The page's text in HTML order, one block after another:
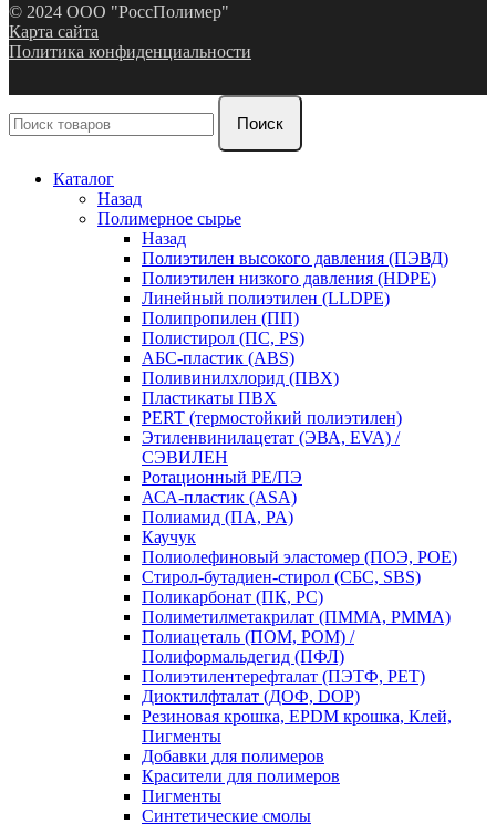
© 2024 ООО "РоссПолимер"
Карта сайта
Политика конфиденциальности
Поиск
Каталог
Назад
Полимерное сырье
Назад
Полиэтилен высокого давления (ПЭВД)
Полиэтилен низкого давления (HDPE)
Линейный полиэтилен (LLDPE)
Полипропилен (ПП)
Полистирол (ПС, PS)
АБС-пластик (ABS)
Поливинилхлорид (ПВХ)
Пластикаты ПВХ
PERT (термостойкий полиэтилен)
Этиленвинилацетат (ЭВА, EVA) /
СЭВИЛЕН
Ротационный PE/ПЭ
АСА-пластик (ASA)
Полиамид (ПА, PA)
Каучук
Полиолефиновый эластомер (ПОЭ, POE)
Стирол-бутадиен-стирол (СБС, SBS)
Поликарбонат (ПК, PC)
Полиметилметакрилат (ПММА, PMMA)
Полиацеталь (ПОМ, POM) /
Полиформальдегид (ПФЛ)
Полиэтилентерефталат (ПЭТФ, PET)
Диоктилфталат (ДОФ, DOP)
Резиновая крошка, EPDM крошка, Клей,
Пигменты
Добавки для полимеров
Красители для полимеров
Пигменты
Синтетические смолы